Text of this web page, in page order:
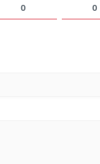
0 0